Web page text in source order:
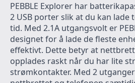
PEBBLE Explorer har
2 USB porter slik at du kan lade
tid. Med 2.1A utgangsvolt er
designet for å lade de fleste
effektivt. Dette betyr at
opplades raskt når du har lite
strømkontakter. Med 2